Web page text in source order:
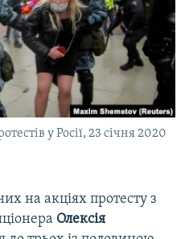
у Росії, 23 січня 2020
на акціях протесту з
Олексія